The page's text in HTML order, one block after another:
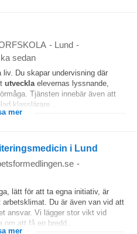
- Lund -
sedan
Du skapar undervisning där
utvecklaelevernas lyssnande,
Tjänsten innebär även att
klasslärare...
mer
i Lund
-
lätt för att ta egna initiativ, är
Du är även van vid att
ansvar. Vi lägger stor vikt vid
att få en bredd...
mer